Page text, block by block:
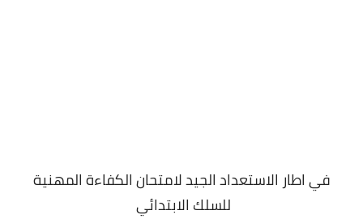
في اطار الاستعداد الجيد لامتحان الكفاءة المهنية
للسلك الابتدائي